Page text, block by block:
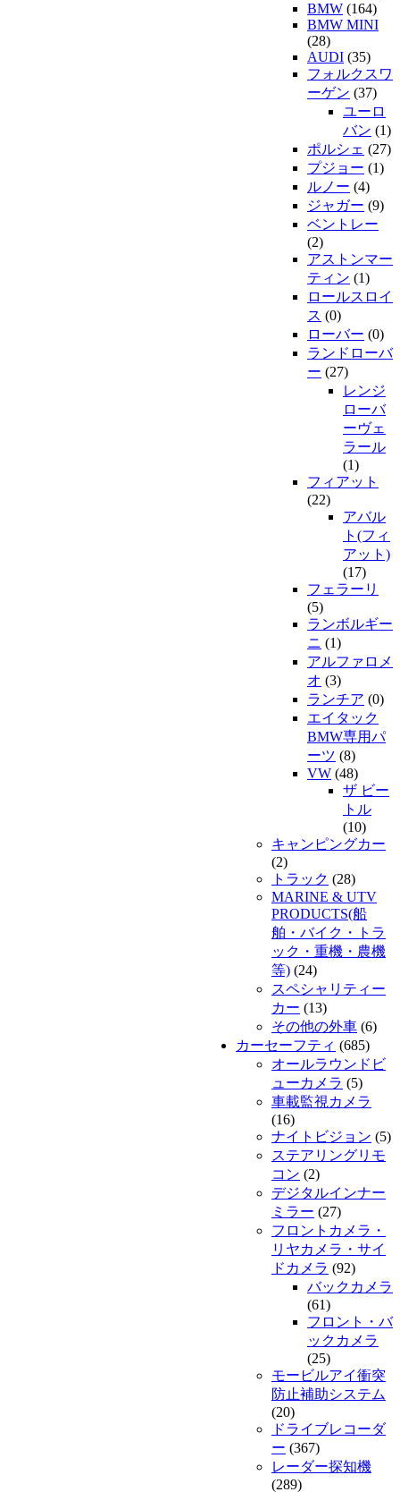
BMW (164)
BMW MINI
(28)
AUDI (35)
フォルクスワ
ーゲン (37)
ユーロ
バン (1)
ポルシェ (27)
プジョー (1)
ルノー (4)
ジャガー (9)
ベントレー
(2)
アストンマー
ティン (1)
ロールスロイ
ス (0)
ローバー (0)
ランドローバ
ー (27)
レンジ
ローバ
ーヴェ
ラール
(1)
フィアット
(22)
アバル
ト(フィ
アット)
(17)
フェラーリ
(5)
ランボルギー
ニ (1)
アルファロメ
オ (3)
ランチア (0)
エイタック
BMW専用パ
ーツ (8)
VW (48)
ザ ビー
トル
(10)
キャンピングカー
(2)
トラック (28)
MARINE & UTV
PRODUCTS(船
舶・バイク・トラ
ック・重機・農機
等) (24)
スペシャリティー
カー (13)
その他の外車 (6)
カーセーフティ (685)
オールラウンドビ
ューカメラ (5)
車載監視カメラ
(16)
ナイトビジョン (5)
ステアリングリモ
コン (2)
デジタルインナー
ミラー (27)
フロントカメラ・
リヤカメラ・サイ
ドカメラ (92)
バックカメラ
(61)
フロント・バ
ックカメラ
(25)
モービルアイ衝突
防止補助システム
(20)
ドライブレコーダ
ー (367)
レーダー探知機
(289)